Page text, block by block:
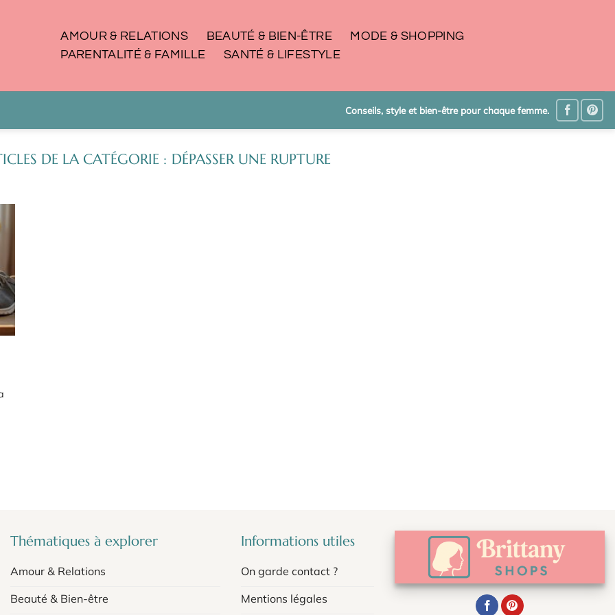
AMOUR & RELATIONS BEAUTÉ & BIEN-ÊTRE
MODE & SHOPPING
PARENTALITÉ & FAMILLE
SANTÉ & LIFESTYLE
Conseils, style et bien-être pour chaque femme.
DÉPASSER UNE RUPTURE
Thématiques à explorer
Amour & Relations
Beauté & Bien-être
Informations utiles
On garde contact ?
Mentions légales